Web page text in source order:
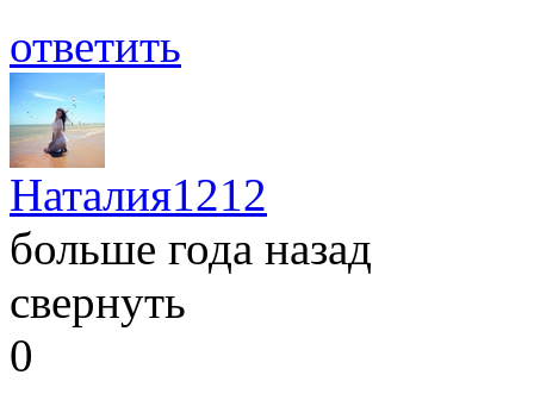
ответить
Наталия1212
больше года назад
свернуть
0